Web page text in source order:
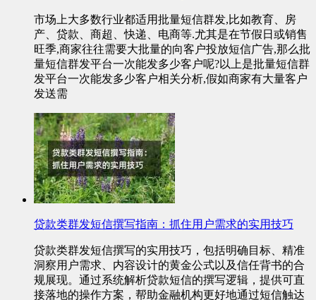
市场上大多数行业都适用批量短信群发,比如教育、房
产、贷款、商超、快递、电商等.尤其是在节假日或销售
旺季,商家往往需要大批量的向客户投放短信广告,那么批
量短信群发平台一次能发多少客户呢?以上是批量短信群
发平台一次能发多少客户相关分析,假如商家有大量客户
发送需
贷款类群发短信撰写指南：抓住用户需求的实用技巧
贷款类群发短信撰写的实用技巧，包括明确目标、精准
洞察用户需求、内容设计的黄金公式以及信任背书的合
规展现。通过系统解析贷款短信的撰写逻辑，提供可直
接落地的操作方案，帮助金融机构更好地通过短信触达